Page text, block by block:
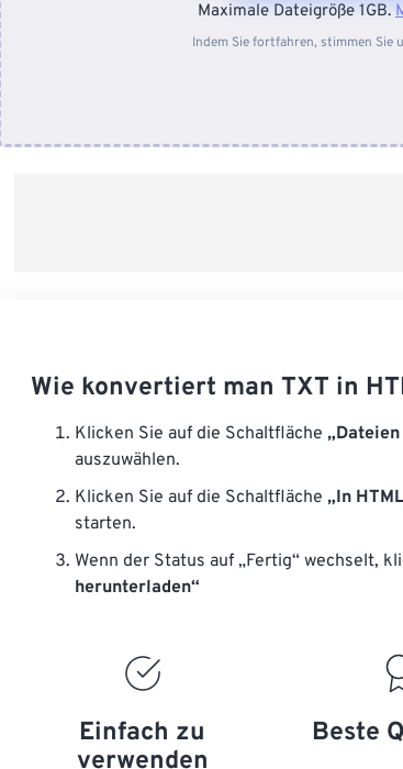
Vom Gerät
Maximale Dateigröße 1GB.
Indem Sie fortfahren, stimmen Sie
Wie konvertiert man TXT in
Klicken Sie auf die Schaltfläche
auszuwählen.
Klicken Sie auf die Schaltfläche „In
starten.
Wenn der Status auf „Fertig“ wechselt,
herunterladen“
Einfach zu
verwenden
Beste